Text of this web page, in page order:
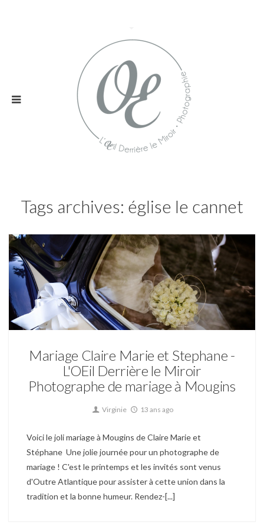
Tags archives: église le cannet
Mariage
Mariage Claire Marie et Stephane -
L'OEil Derrière le Miroir
Photographe de mariage à Mougins
Virginie 13 ans ago
Voici le joli mariage à Mougins de Claire Marie et
Stéphane Une jolie journée pour un photographe de
mariage ! C'est le printemps et les invités sont venus
d'Outre Atlantique pour assister à cette union dans la
tradition et la bonne humeur. Rendez-[...]